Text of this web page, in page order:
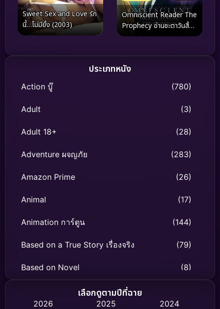
Sweet Sex and Love รัก
นี้…ไม่มียั้ง (2003)
Omniscient Reader The
Prophecy อ่านชะตาวันสิ้น
โลก (2025)
ประเภทหนัง
Action บู๊ (780)
Adult (3)
Adult 18+ (28)
Adventure ผจญภัย (283)
Amazon Prime (26)
Animal (17)
Animation การ์ตูน (144)
Based on a True Story เรื่องจริง (79)
Based on Novel (8)
Biography ชีวิตจริงเลือกดูตามปีที่ฉาย
2026 2025
2024